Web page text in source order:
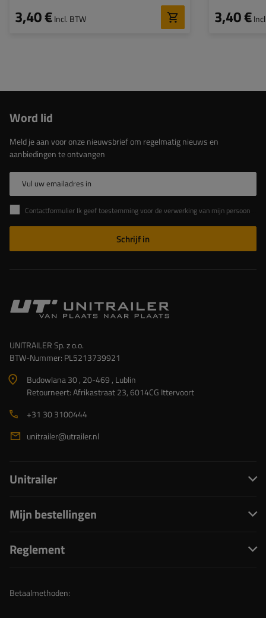
3,40 €Incl. BTW 3,40 €
Word lid
Meld je aan voor onze nieuwsbrief om regelmatig nieuws en
aanbiedingen te ontvangen
Vul uw emailadres in
Contactformulier Ik geef toestemming voor de verwerking van mijn persoonlijke gegevens in het contactformulier in overeenstemming met de Verordening van het Europees Parlement en de Raad (EU)
Schrijf in
UNITRAILER Sp. z o.o.
BTW-Nummer: PL5213739921
Budowlana 30 , 20-469 , Lublin
Retourneert: Afrikastraat 23, 6014CG Ittervoort
+31 30 3100444
unitrailer@utrailer.nl
Unitrailer
Mijn bestellingen
Reglement
Betaalmethoden: